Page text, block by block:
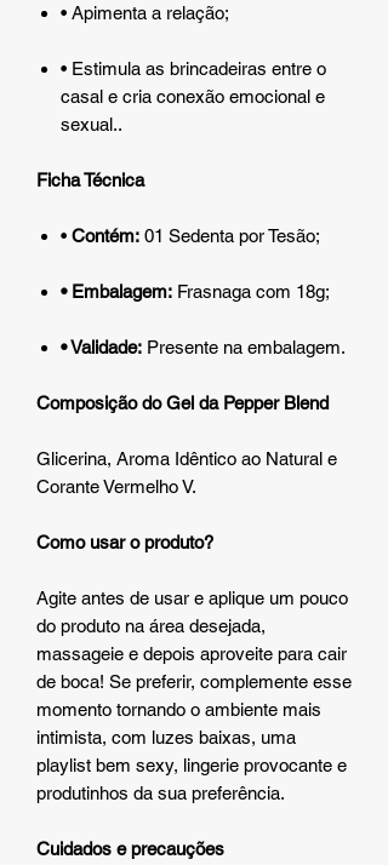
• Apimenta a relação;
• Estimula as brincadeiras entre o
casal e cria conexão emocional e
sexual..
Ficha Técnica
• Contém: 01 Sedenta por Tesão;
• Embalagem: Frasnaga com 18g;
• Validade: Presente na embalagem.
Composição do Gel da Pepper Blend
Glicerina, Aroma Idêntico ao Natural e
Corante Vermelho V.
Como usar o produto?
Agite antes de usar e aplique um pouco
do produto na área desejada,
massageie e depois aproveite para cair
de boca! Se preferir, complemente esse
momento tornando o ambiente mais
intimista, com luzes baixas, uma
playlist bem sexy, lingerie provocante e
produtinhos da sua preferência.
Cuidados e precauções